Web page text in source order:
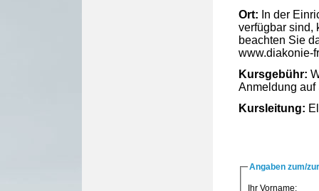
Ort: In der
verfügbar sind,
beachten Sie
www.diakonie-
Kursgebühr:
Anmeldung auf
Kursleitung:
Angaben zum/
Ihr Vorname: